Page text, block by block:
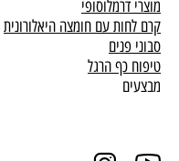
מוצרי דרמלוסופי
קרם לחות עם חומצה היאלורונית
סבוני פנים
טיפוח כף הרגל
מבצעים